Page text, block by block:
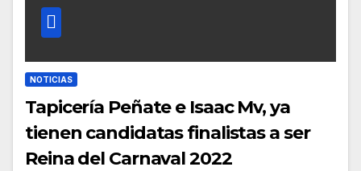
NOTICIAS
Tapicería Peñate e Isaac Mv, ya
tienen candidatas finalistas a ser
Reina del Carnaval 2022